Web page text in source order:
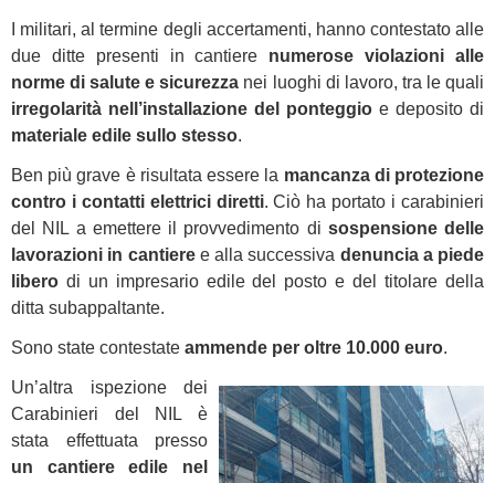
I militari, al termine degli accertamenti, hanno contestato alle
due ditte presenti in cantiere numerose violazioni alle
norme di salute e sicurezza nei luoghi di lavoro, tra le quali
irregolarità nell’installazione del ponteggio e deposito di
materiale edile sullo stesso.
Ben più grave è risultata essere la mancanza di protezione
contro i contatti elettrici diretti. Ciò ha portato i carabinieri
del NIL a emettere il provvedimento di sospensione delle
lavorazioni in cantieree alla successiva denuncia a piede
libero di un impresario edile del posto e del titolare della
ditta subappaltante.
Sono state contestate ammende per oltre 10.000 euro.
Un’altra ispezione dei
Carabinieri del NIL è
stata effettuata presso
un cantiere edile nel